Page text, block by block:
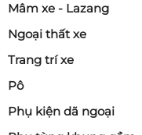
Mâm xe - Lazang
Ngoại thất xe
Trang trí xe
Pô
Phụ kiện dã ngoại